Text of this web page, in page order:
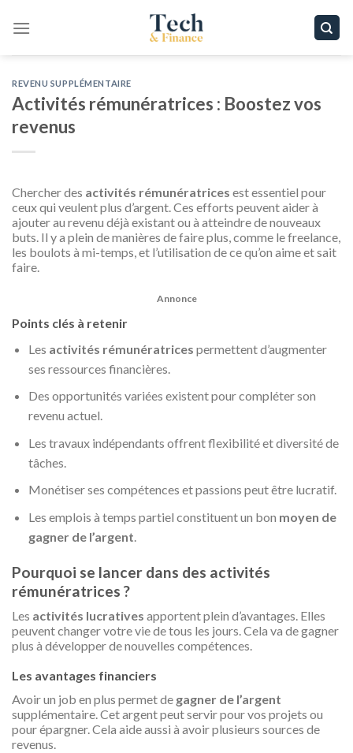
REVENU SUPPLÉMENTAIRE
Activités rémunératrices : Boostez vos
revenus
Chercher des activités rémunératrices est essentiel pour
ceux qui veulent plus d’argent. Ces efforts peuvent aider à
ajouter au revenu déjà existant ou à atteindre de nouveaux
buts. Il y a plein de manières de faire plus, comme le freelance,
les boulots à mi-temps, et l’utilisation de ce qu’on aime et sait
faire.
Annonce
Points clés à retenir
Les activités rémunératrices permettent d’augmenter
ses ressources financières.
Des opportunités variées existent pour compléter son
revenu actuel.
Les travaux indépendants offrent flexibilité et diversité de
tâches.
Monétiser ses compétences et passions peut être lucratif.
Les emplois à temps partiel constituent un bon moyen de
gagner de l’argent.
Pourquoi se lancer dans des activités
rémunératrices ?
Les activités lucratives apportent plein d’avantages. Elles
peuvent changer votre vie de tous les jours. Cela va de gagner
plus à développer de nouvelles compétences.
Les avantages financiers
Avoir un job en plus permet de gagner de l’argent
supplémentaire. Cet argent peut servir pour vos projets ou
pour épargner. Cela aide aussi à avoir plusieurs sources de
revenus.